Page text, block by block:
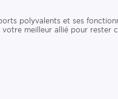
polyvalents et ses
votre meilleur allié pour rester